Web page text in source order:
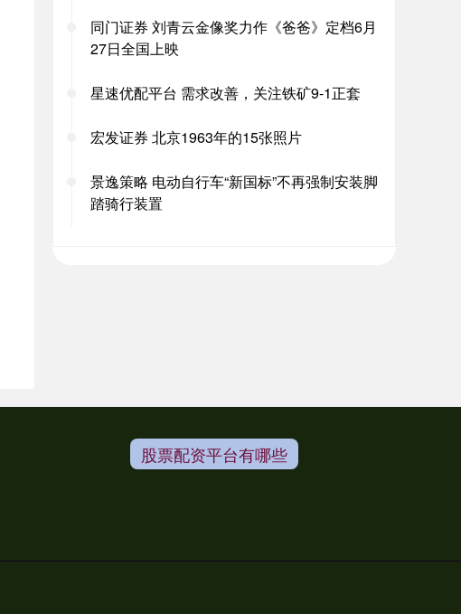
同门证券 刘青云金像奖力作《爸爸》定档6月
27日全国上映
星速优配平台 需求改善，关注铁矿9-1正套
宏发证券 北京1963年的15张照片
景逸策略 电动自行车“新国标”不再强制安装脚
踏骑行装置
股票配资平台有哪些